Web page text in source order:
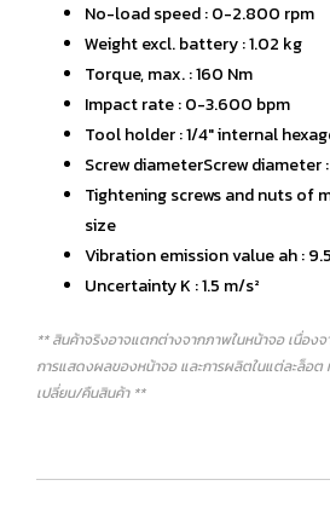
No-load speed : 0-2.800 rpm
Weight excl. battery : 1.02 kg
Torque, max. : 160 Nm
Impact rate : 0-3.600 bpm
Tool holder : 1/4″ internal
Screw diameterScrew diameter :
Tightening screws and nuts of
size
Vibration emission value ah :
Uncertainty K : 1.5 m/s²
** สินค้าจริงอาจแตกต่างจากภาพในหน้าจอ เนื่อง
การแสดงผลของหน้าจอ และการผลิตในแต่ละล็อต
เปลี่ยน/คืนสินค้า **